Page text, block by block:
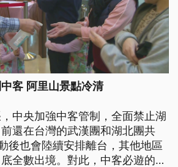
客 阿里山景點冷清
中央加強中客管制，全面禁止湖
還在台灣的武漢團和湖北團共
後也會陸續安排離台，其他地區
全數出境。對此，中客必遊的阿